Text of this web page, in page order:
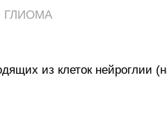
ГЛИОМА
из клеток нейроглии